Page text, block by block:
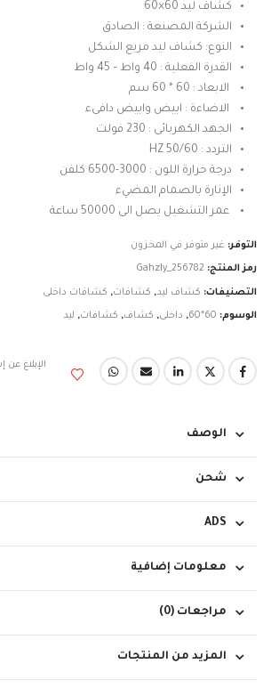
كشاف ليد 60×60
الشركة المصنعة : الصادق
النوع: كشاف ليد مربع الشكل
القدرة الفعلية : 40 واط – 45 واط
الابعاد : 60 * 60 سم
الاضاءة : ابيض وابيض دافىء
الجهد الكهربائى : 230 فولت
التردد : 50/60 HZ
درجة حرارة اللون : 3000-6500 كلفن
الإنارة بالصمام المضيء
عمر التشغيل يصل الى 50000 ساعة
التوفر: غير متوفر في المخزون
رمز المنتج: Gahzly_256782
التصنيفات: كشاف ليد, كشافات, كشافات داخلى
الوسوم: 60*60
, داخلى, كشاف, كشافات, ليد
الإبلاغ عن
الوصف
شحن
ADS
معلومات إضافية
مراجعات (0)
المزيد من المنتجات